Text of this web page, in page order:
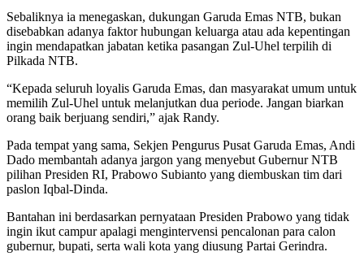
Sebaliknya ia menegaskan, dukungan Garuda Emas NTB, bukan
disebabkan adanya faktor hubungan keluarga atau ada kepentingan
ingin mendapatkan jabatan ketika pasangan Zul-Uhel terpilih di
Pilkada NTB.
“Kepada seluruh loyalis Garuda Emas, dan masyarakat umum untuk
memilih Zul-Uhel untuk melanjutkan dua periode. Jangan biarkan
orang baik berjuang sendiri,” ajak Randy.
Pada tempat yang sama, Sekjen Pengurus Pusat Garuda Emas, Andi
Dado membantah adanya jargon yang menyebut Gubernur NTB
pilihan Presiden RI, Prabowo Subianto yang diembuskan tim dari
paslon Iqbal-Dinda.
Bantahan ini berdasarkan pernyataan Presiden Prabowo yang tidak
ingin ikut campur apalagi mengintervensi pencalonan para calon
gubernur, bupati, serta wali kota yang diusung Partai Gerindra.